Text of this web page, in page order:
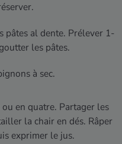
pâtes al dente. Prélever 1-
les pâtes.
à sec.
en quatre. Partager les
la chair en dés. Râper
exprimer le jus.